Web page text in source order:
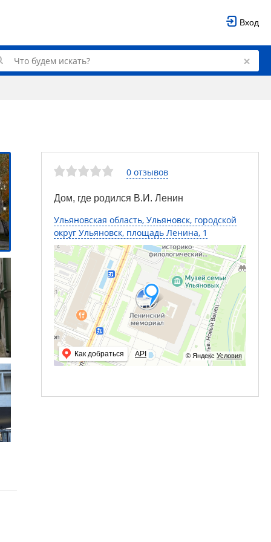
Вход
0 отзывов
Дом, где родился В.И. Ленин
Ульяновская область, Ульяновск, городской
округ Ульяновск, площадь Ленина, 1
© Яндекс Условия
Как добраться API